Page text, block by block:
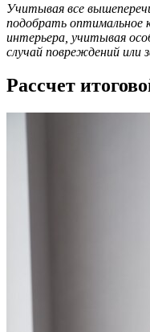
Учитывая все
подобрать оптимальное
интерьера, учитывая
случай повреждений или
Рассчет